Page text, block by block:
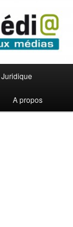
Juridique
A propos